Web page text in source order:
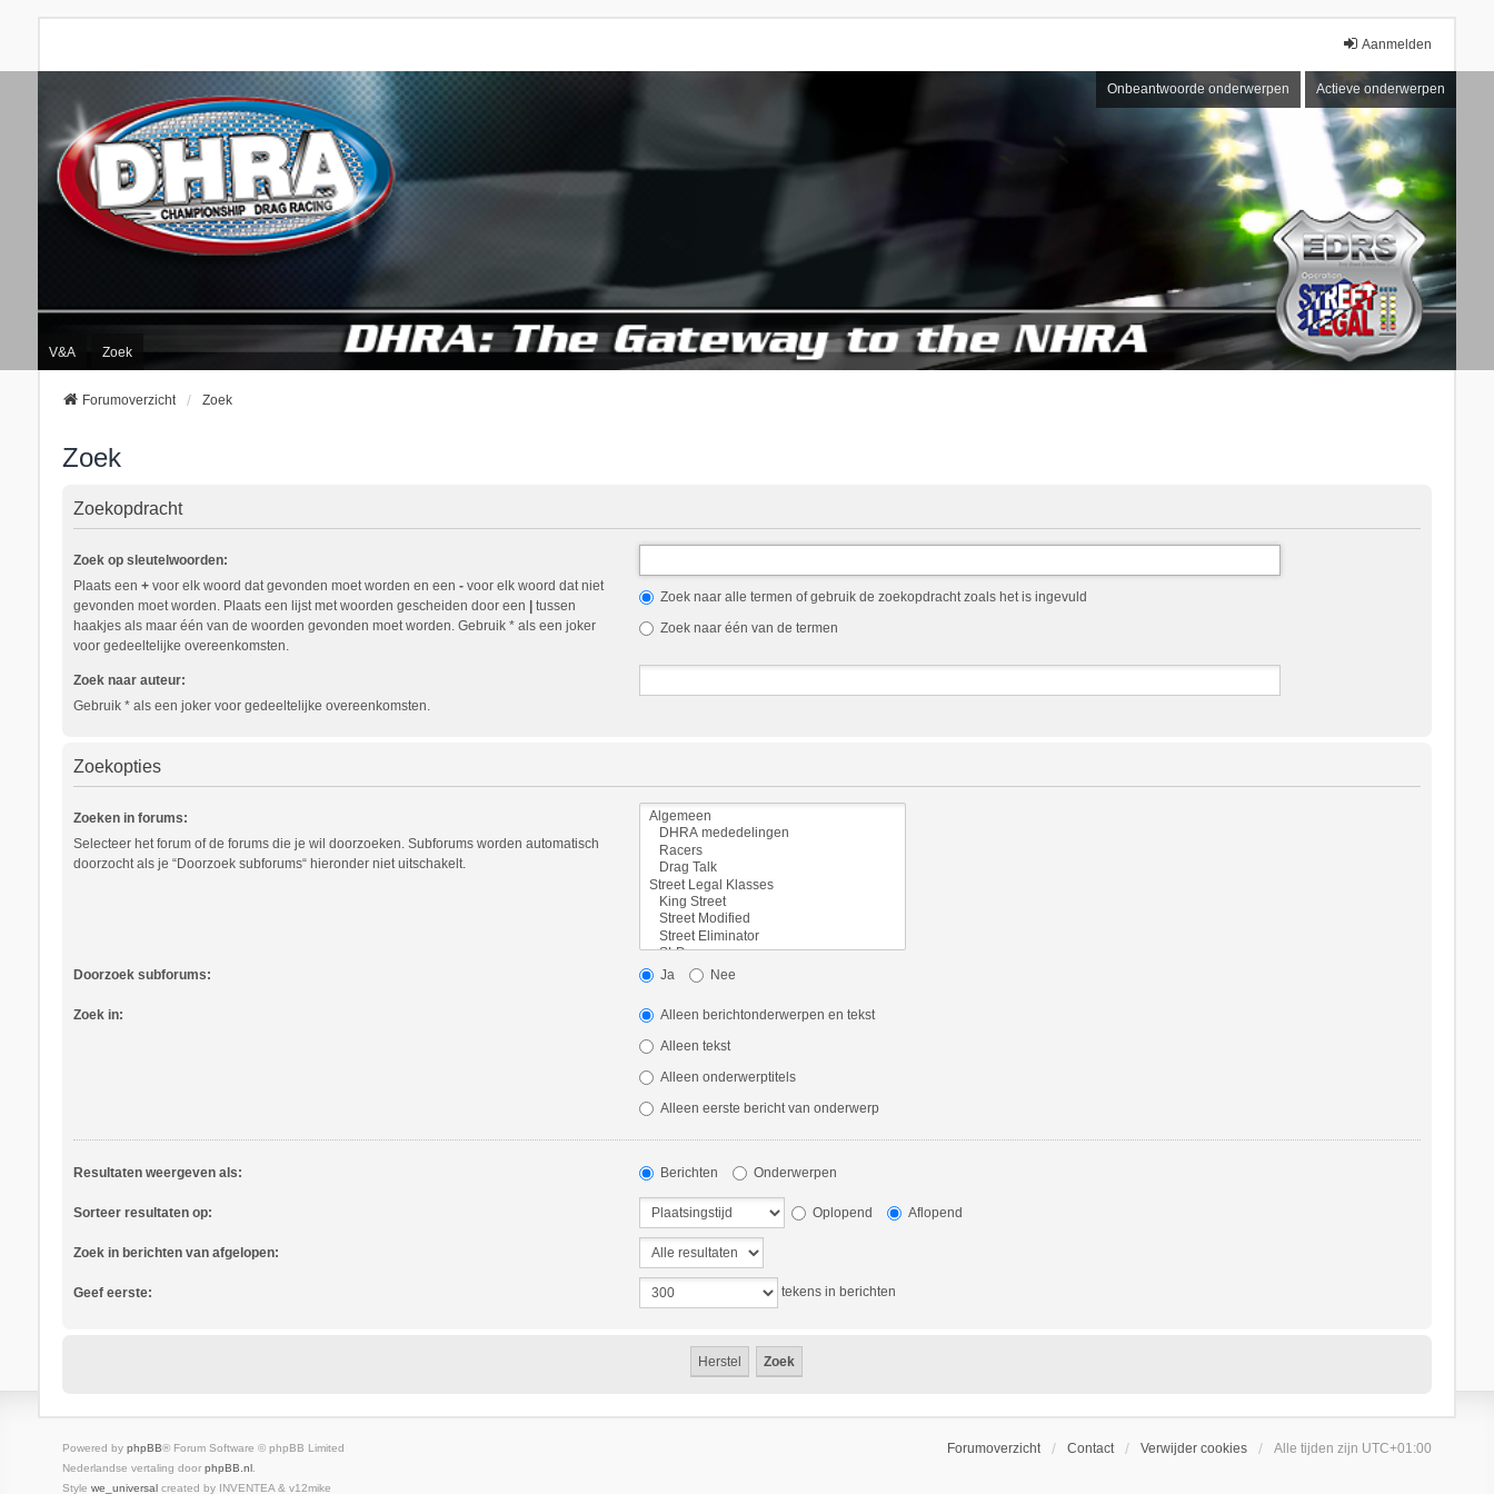
Aanmelden
Onbeantwoorde onderwerpen Actieve onderwerpen
V&A Zoek
Forumoverzicht Zoek
Zoek
Zoekopdracht
Zoek op sleutelwoorden:
Plaats een +voor elk woord dat gevonden moet worden en een -voor elk woord dat niet
gevonden moet worden. Plaats een lijst met woorden gescheiden door een
tussen
haakjes als maar één van de woorden gevonden moet worden. Gebruik * als een joker
voor gedeeltelijke overeenkomsten.
Zoek naar alle termen of gebruik de zoekopdracht zoals het is ingevuld
Zoek naar één van de termen
Zoek naar auteur:
Gebruik * als een joker voor gedeeltelijke overeenkomsten.
Zoekopties
Zoeken in forums:
Selecteer het forum of de forums die je wil doorzoeken. Subforums worden automatisch
doorzocht als je “Doorzoek subforums“ hieronder niet uitschakelt.
Doorzoek subforums: Ja Nee
Zoek in:
Alleen berichtonderwerpen en tekst
Alleen tekst
Alleen onderwerptitels
Alleen eerste bericht van onderwerp
Resultaten weergeven als: Berichten Onderwerpen
Sorteer resultaten op: Oplopend Aflopend
Zoek in berichten van afgelopen:
Geef eerste: tekens in berichten
Forumoverzicht Contact Verwijder cookies Alle tijden zijn UTC+01:00
Powered by phpBB® Forum Software © phpBB Limited
Nederlandse vertaling door phpBB.nl.
Style we_universalcreated by INVENTEA & v12mike